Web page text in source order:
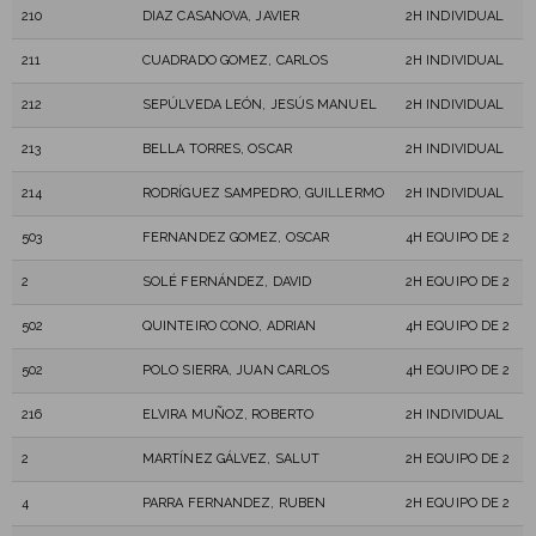
210 DIAZ CASANOVA, JAVIER 2H INDIVIDUAL
211 CUADRADO GOMEZ, CARLOS 2H INDIVIDUAL
212 SEPÚLVEDA LEÓN, JESÚS MANUEL 2H INDIVIDUAL
213 BELLA TORRES, OSCAR 2H INDIVIDUAL
214 RODRÍGUEZ SAMPEDRO, GUILLERMO 2H INDIVIDUAL
503 FERNANDEZ GOMEZ, OSCAR 4H EQUIPO DE 2
2 SOLÉ FERNÁNDEZ, DAVID 2H EQUIPO DE 2
502 QUINTEIRO CONO, ADRIAN 4H EQUIPO DE 2
502 POLO SIERRA, JUAN CARLOS 4H EQUIPO DE 2
216 ELVIRA MUÑOZ, ROBERTO 2H INDIVIDUAL
2 MARTÍNEZ GÁLVEZ, SALUT 2H EQUIPO DE 2
4 PARRA FERNANDEZ, RUBEN 2H EQUIPO DE 2